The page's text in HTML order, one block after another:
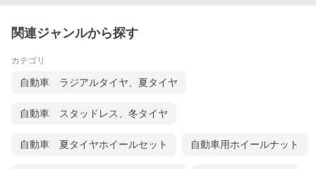
関連ジャンルから探す
カテゴリ
自動車 ラジアルタイヤ、夏タイヤ
自動車 スタッドレス、冬タイヤ
自動車 夏タイヤホイールセット 自動車用ホイールナット